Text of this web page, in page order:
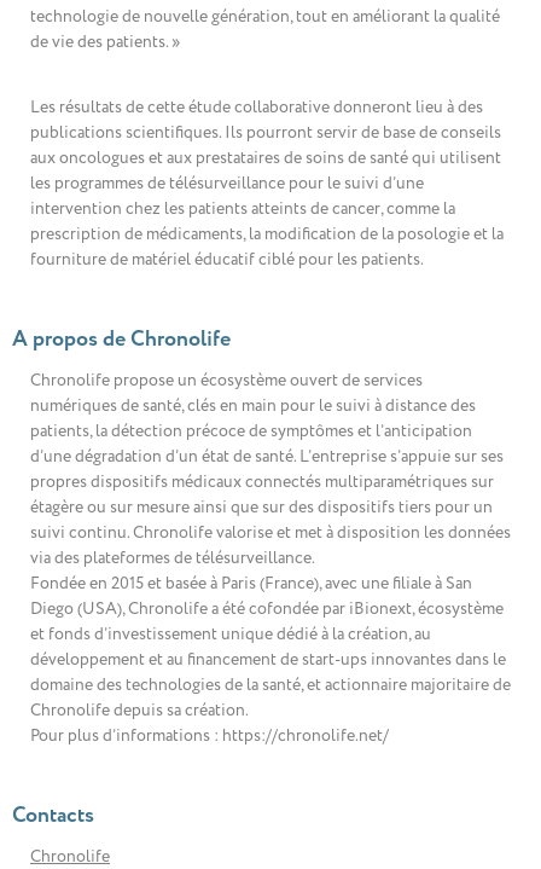
technologie de nouvelle génération, tout en améliorant la qualité
de vie des patients. »
Les résultats de cette étude collaborative donneront lieu à des
publications scientifiques. Ils pourront servir de base de conseils
aux oncologues et aux prestataires de soins de santé qui utilisent
les programmes de télésurveillance pour le suivi d’une
intervention chez les patients atteints de cancer, comme la
prescription de médicaments, la modification de la posologie et la
fourniture de matériel éducatif ciblé pour les patients.
A propos de Chronolife
Chronolife propose un écosystème ouvert de services
numériques de santé, clés en main pour le suivi à distance des
patients, la détection précoce de symptômes et l’anticipation
d’une dégradation d’un état de santé. L’entreprise s’appuie sur ses
propres dispositifs médicaux connectés multiparamétriques sur
étagère ou sur mesure ainsi que sur des dispositifs tiers pour un
suivi continu. Chronolife valorise et met à disposition les données
via des plateformes de télésurveillance.
Fondée en 2015 et basée à Paris (France), avec une filiale à San
Diego (USA), Chronolife a été cofondée par iBionext, écosystème
et fonds d’investissement unique dédié à la création, au
développement et au financement de start-ups innovantes dans le
domaine des technologies de la santé, et actionnaire majoritaire de
Chronolife depuis sa création.
Pour plus d’informations : https://chronolife.net/
Contacts
Chronolife